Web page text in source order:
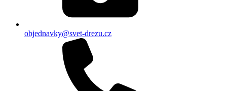
objednavky@svet-drezu.cz